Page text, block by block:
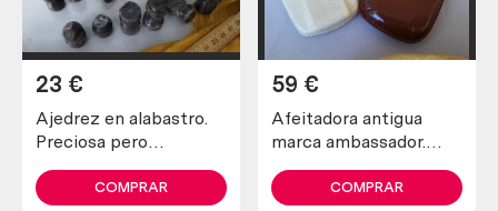
Ajedrez en alabastro.
Preciosa pero
estado.
23 €
COMPRAR
Afeitadora antigua
marca ambassador.
colección
59 €
COMPRAR